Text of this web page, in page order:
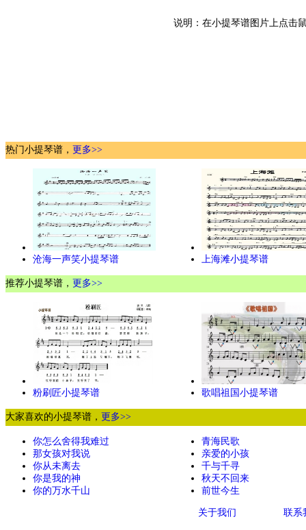
说明：在小提琴谱图片上点击
热门小提琴谱， 更多>>
沧海一声笑小提琴谱 上海滩小提琴谱
推荐小提琴谱， 更多>>
粉刷匠小提琴谱 歌唱祖国小提琴谱
大家喜欢的小提琴谱， 更多>>
你怎么舍得我难过
那女孩对我说
你从未离去
你是我的神
你的万水千山
青海民歌
亲爱的小孩
千与千寻
秋天不回来
前世今生
关于我们 联系